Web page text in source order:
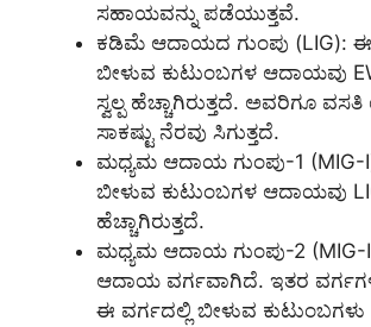
ಸಹಾಯವನ್ನು ಪಡೆಯುತ್ತವೆ.
ಕಡಿಮೆ ಆದಾಯದ ಗುಂಪು (LIG): ಈ
ಬೀಳುವ ಕುಟುಂಬಗಳ ಆದಾಯವು
ಸ್ವಲ್ಪ ಹೆಚ್ಚಾಗಿರುತ್ತದೆ. ಅವರಿಗೂ
ಸಾಕಷ್ಟು ನೆರವು ಸಿಗುತ್ತದೆ.
ಮಧ್ಯಮ ಆದಾಯ ಗುಂಪು-1 (MIG-
ಬೀಳುವ ಕುಟುಂಬಗಳ ಆದಾಯವು
ಹೆಚ್ಚಾಗಿರುತ್ತದೆ.
ಮಧ್ಯಮ ಆದಾಯ ಗುಂಪು-2 (MIG-
ಆದಾಯ ವರ್ಗವಾಗಿದೆ. ಇತರ
ಈ ವರ್ಗದಲ್ಲಿ ಬೀಳುವ